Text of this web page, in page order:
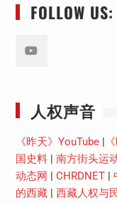
FOLLOW US:
人权声音
《昨天》YouTube|
国史料| 南方街头运
动态网
CHRDNET|
的西藏| 西藏人权与